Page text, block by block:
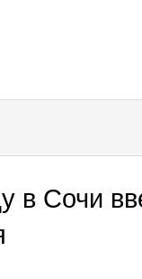
в Сочи